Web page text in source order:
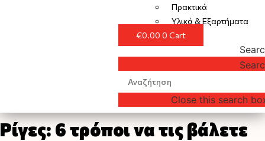
Πρακτικά
Υλικά & Εξαρτήματα
€0.00 0 Cart
Close this search
Ρίγες: 6 τρόποι να τις βάλετε